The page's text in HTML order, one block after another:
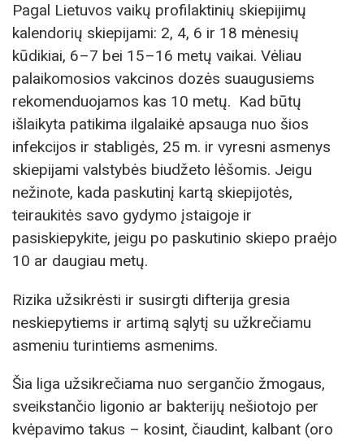
Pagal Lietuvos vaikų profilaktinių skiepijimų
kalendorių skiepijami: 2, 4, 6 ir 18 mėnesių
kūdikiai, 6–7 bei 15–16 metų vaikai. Vėliau
palaikomosios vakcinos dozės suaugusiems
rekomenduojamos kas 10 metų. Kad būtų
išlaikyta patikima ilgalaikė apsauga nuo šios
infekcijos ir stabligės, 25 m. ir vyresni asmenys
skiepijami valstybės biudžeto lėšomis. Jeigu
nežinote, kada paskutinį kartą skiepijotės,
teiraukitės savo gydymo įstaigoje ir
pasiskiepykite, jeigu po paskutinio skiepo praėjo
10 ar daugiau metų.
Rizika užsikrėsti ir susirgti difterija gresia
neskiepytiems ir artimą sąlytį su užkrečiamu
asmeniu turintiems asmenims.
Šia liga užsikrečiama nuo sergančio žmogaus,
sveikstančio ligonio ar bakterijų nešiotojo per
kvėpavimo takus – kosint, čiaudint, kalbant (oro